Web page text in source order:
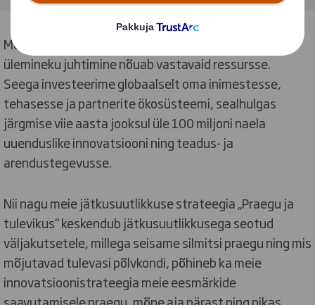
Meie eesmärgi saavutamine ja ringmajandusele
ülemineku juhtimine nõuab vastavaid ressursse.
Seega investeerime globaalselt oma inimestesse,
tehasesse ja partnerite ökosüsteemi, sealhulgas
järgmise viie aasta jooksul üle 100 miljoni naela
uuenduslike innovatsiooni ning teadus- ja
arendustegevusse.
Nii nagu meie jätkusuutlikkuse strateegia „Praegu ja
tulevikus“ keskendub jätkusuutlikkusega seotud
väljakutsetele, millega seisame silmitsi praegu ning mis
mõjutavad tulevasi põlvkondi, põhineb ka meie
innovatsioonistrateegia meie eesmärkide
saavutamisele praegu, mõne aja pärast ning pikas